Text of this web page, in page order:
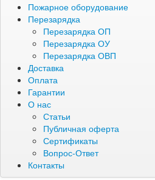
Пожарное оборудование
Перезарядка
Перезарядка ОП
Перезарядка ОУ
Перезарядка ОВП
Доставка
Оплата
Гарантии
О нас
Статьи
Публичная оферта
Сертификаты
Вопрос-Ответ
Контакты